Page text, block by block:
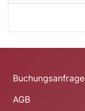
Buchungsanfrage
AGB